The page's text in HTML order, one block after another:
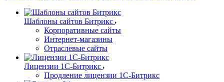
Шаблоны сайтов Битрикс
Корпоративные сайты
Интернет-магазины
Отраслевые сайты
Лицензии 1С-Битрикс
Продление лицензии 1С-Битрикс